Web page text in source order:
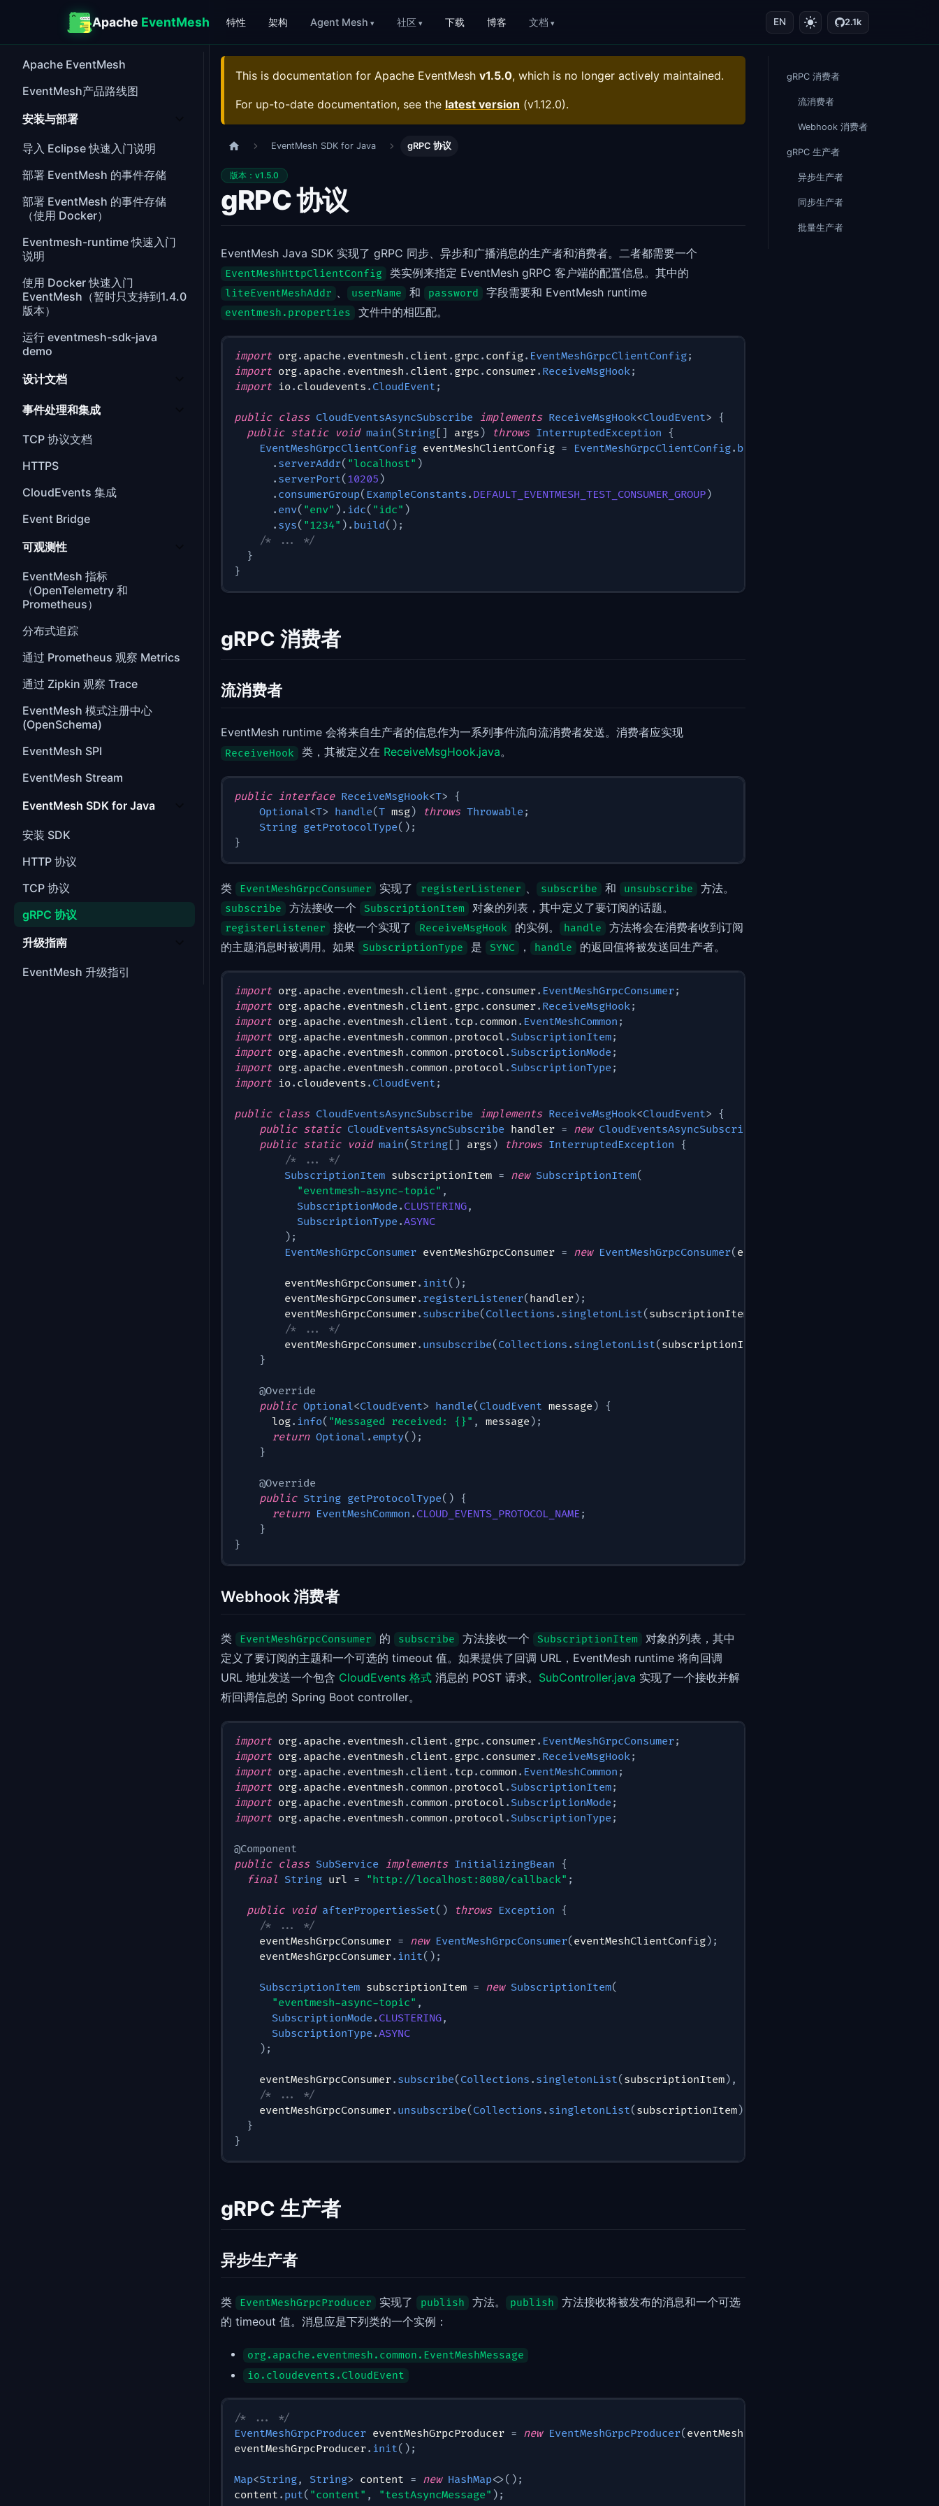
Apache EventMesh 特性 架构 Agent Mesh 社区 下载 博客 文档 EN 2.1k
Apache EventMesh
EventMesh产品路线图
安装与部署
导入 Eclipse 快速入门说明
部署 EventMesh 的事件存储
部署 EventMesh 的事件存储
（使用 Docker）
Eventmesh-runtime 快速入门
说明
使用 Docker 快速入门
EventMesh（暂时只支持到1.4.0
版本）
运行 eventmesh-sdk-java
demo
设计文档
事件处理和集成
TCP 协议文档
HTTPS
CloudEvents 集成
Event Bridge
可观测性
EventMesh 指标
（OpenTelemetry 和
Prometheus）
分布式追踪
通过 Prometheus 观察 Metrics
通过 Zipkin 观察 Trace
EventMesh 模式注册中心
(OpenSchema)
EventMesh SPI
EventMesh Stream
EventMesh SDK for Java
安装 SDK
HTTP 协议
TCP 协议
gRPC 协议
升级指南
EventMesh 升级指引
This is documentation for Apache EventMesh v1.5.0, which is no longer actively maintained.
For up-to-date documentation, see the latest version (v1.12.0).
EventMesh SDK for Java gRPC 协议
版本：v1.5.0
gRPC 协议
EventMesh Java SDK 实现了 gRPC 同步、异步和广播消息的生产者和消费者。二者都需要一个
EventMeshHttpClientConfig 类实例来指定 EventMesh gRPC 客户端的配置信息。其中的
liteEventMeshAddr 、 userName 和 password 字段需要和 EventMesh runtime
eventmesh.properties 文件中的相匹配。
import org. apache. eventmesh . client . grpc . config. EventMeshGrpcClientConfig;
import org. apache. eventmesh . client . grpc . consumer. ReceiveMsgHook;
import io. cloudevents . CloudEvent ;
public class CloudEventsAsyncSubscribe implements ReceiveMsgHook<CloudEvent> {
public static void main( String args ) throws InterruptedException {
EventMeshGrpcClientConfig eventMeshClientConfig = EventMeshGrpcClientConfig. builder
. serverAddr( "localhost" )
. serverPort( 10205 )
. consumerGroup( ExampleConstants . DEFAULT_EVENTMESH_TEST_CONSUMER_GROUP)
. env( "env" ) . idc( "idc" )
. sys( "1234" ) . build( ) ;
/* ... */
}
}
gRPC 消费者
流消费者
EventMesh runtime 会将来自生产者的信息作为一系列事件流向流消费者发送。消费者应实现
ReceiveHook 类，其被定义在 ReceiveMsgHook.java。
public interface ReceiveMsgHook<T> {
Optional<T> handle(T msg) throws Throwable ;
String getProtocolType( ) ;
}
类 EventMeshGrpcConsumer 实现了 registerListener subscribe 和 unsubscribe 方法。
subscribe 方法接收一个 SubscriptionItem 对象的列表，其中定义了要订阅的话题。
registerListener 接收一个实现了 ReceiveMsgHook 的实例。 handle
方法将会在消费者收到订阅
的主题消息时被调用。如果
SubscriptionType 是 SYNC ， handle 的返回值将被发送回生产者。
import org. apache. eventmesh . client . grpc . consumer. EventMeshGrpcConsumer;
import org. apache. eventmesh . client . grpc . consumer. ReceiveMsgHook;
import org. apache. eventmesh . client . tcp. common . EventMeshCommon ;
import org. apache. eventmesh . common . protocol . SubscriptionItem;
import org. apache. eventmesh . common . protocol . SubscriptionMode ;
import org. apache. eventmesh . common . protocol . SubscriptionType ;
import io. cloudevents . CloudEvent ;
public class CloudEventsAsyncSubscribe implements ReceiveMsgHook<CloudEvent> {
public static CloudEventsAsyncSubscribe handler = new CloudEventsAsyncSubscribe
public static void main( String [ ] args ) throws InterruptedException {
/* ... */
SubscriptionItem subscriptionItem = new SubscriptionItem(
"eventmesh-async-topic" ,
SubscriptionMode . CLUSTERING,
SubscriptionType .ASYNC
) ;
EventMeshGrpcConsumer eventMeshGrpcConsumer = new EventMeshGrpcConsumer( eventMeshClientConfig
        eventMeshGrpcConsumer
. init( ) ;
        eventMeshGrpcConsumer
. registerListener( handler) ;
        eventMeshGrpcConsumer
. subscribe( Collections . singletonList( subscriptionItem
/* ... */
        eventMeshGrpcConsumer
. unsubscribe( Collections . singletonList( subscriptionItem
}
@Override
public Optional<CloudEvent> handle( CloudEvent message) {
      log
. info( "Messaged received: {}" , message) ;
return Optional . empty( ) ;
}
@Override
public String getProtocolType( ) {
return EventMeshCommon . CLOUD_EVENTS_PROTOCOL_NAME;
}
}
Webhook 消费者
类 EventMeshGrpcConsumer 的 subscribe 方法接收一个 SubscriptionItem
对象的列表，其中
定义了要订阅的主题和一个可选的 timeout 值。如果提供了回调 URL，EventMesh runtime 将向回调
URL 地址发送一个包含 CloudEvents 格式 消息的 POST 请求。 SubController.java 实现了一个接收并解
析回调信息的 Spring Boot controller。
import org. apache. eventmesh . client . grpc . consumer. EventMeshGrpcConsumer;
import org. apache. eventmesh . client . grpc . consumer. ReceiveMsgHook;
import org. apache. eventmesh . client . tcp. common . EventMeshCommon ;
import org. apache. eventmesh . common . protocol . SubscriptionItem;
import org. apache. eventmesh . common . protocol . SubscriptionMode ;
import org. apache. eventmesh . common . protocol . SubscriptionType ;
@Component
public class SubService implements InitializingBean {
final String url = "http://localhost:8080/callback" ;
public void afterPropertiesSet( ) throws Exception {
/* ... */
    eventMeshGrpcConsumer
= new EventMeshGrpcConsumer( eventMeshClientConfig) ;
    eventMeshGrpcConsumer
. init( ) ;
SubscriptionItem subscriptionItem = new SubscriptionItem(
"eventmesh-async-topic" ,
SubscriptionMode . CLUSTERING,
SubscriptionType .ASYNC
) ;
    eventMeshGrpcConsumer
. subscribe( Collections . singletonList( subscriptionItem) ,
/* ... */
    eventMeshGrpcConsumer
. unsubscribe( Collections . singletonList( subscriptionItem)
}
}
gRPC 生产者
异步生产者
类 EventMeshGrpcProducer 实现了 publish 方法。 publish
方法接收将被发布的消息和一个可选
的 timeout 值。消息应是下列类的一个实例：
org.apache.eventmesh.common.EventMeshMessage
io.cloudevents.CloudEvent
/* ... */
EventMeshGrpcProducer eventMeshGrpcProducer = new EventMeshGrpcProducer( eventMeshClientConfig
eventMeshGrpcProducer. init( ) ;
Map<String, String> content = new HashMap<>( ) ;
content . put( "content" , "testAsyncMessage" ) ;
gRPC 消费者
流消费者
Webhook 消费者
gRPC 生产者
异步生产者
同步生产者
批量生产者